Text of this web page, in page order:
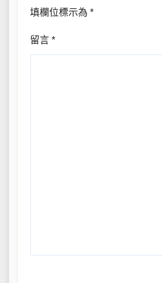
填欄位標示為 *
留言 *